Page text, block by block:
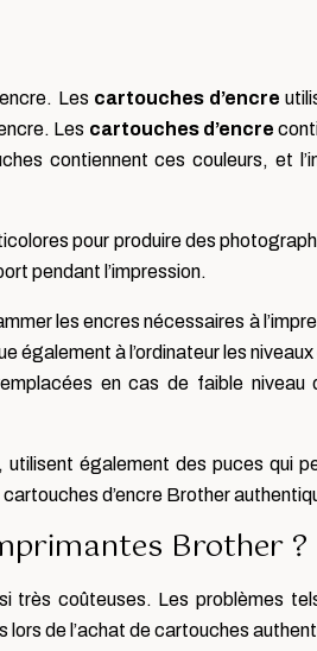
Les cartouches d’encre
Les cartouches d’encre
contiennent ces couleurs, et
pour produire des
pendant l’impression.
les encres nécessaires à
également à l’ordinateur les
en cas de faible niveau
utilisent également des puces qui
d’encre Brother
Brother ?
très coûteuses. Les problèmes
de l’achat de cartouches